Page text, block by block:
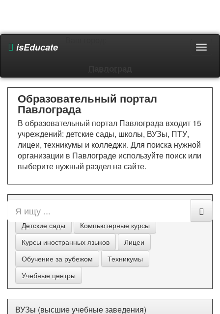
isEducate
Образовательный портал
Павлограда
В образовательный портал Павлограда входит 15
учреждений: детские сады, школы, ВУЗы, ПТУ,
лицеи, техникумы и колледжи. Для поиска нужной
организации в Павлограде используйте поиск или
выберите нужный раздел на сайте.
Все разделы
Детские сады
Компьютерные курсы
Курсы иностранных языков
Лицеи
Обучение за рубежом
Техникумы
Учебные центры
ВУЗы (высшие учебные заведения)